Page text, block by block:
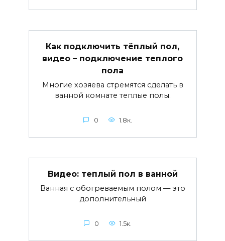
Как подключить тёплый пол,
видео – подключение теплого
пола
Многие хозяева стремятся сделать в
ванной комнате теплые полы.
0 1.8к.
Видео: теплый пол в ванной
Ванная с обогреваемым полом — это
дополнительный
0 1.5к.